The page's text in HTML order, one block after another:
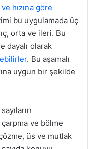
hızına göre
bu uygulamada üç
orta ve ileri. Bu
dayalı olarak
. Bu aşamalı
uygun bir şekilde
çarpma ve bölme
üs ve mutlak